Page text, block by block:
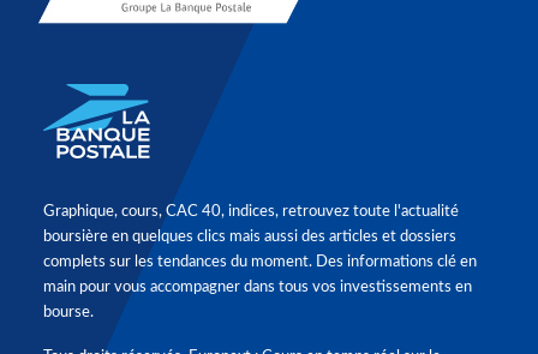
Graphique, cours, CAC 40, indices, retrouvez toute l'actualité
boursière en quelques clics mais aussi des articles et dossiers
complets sur les tendances du moment. Des informations clé en
main pour vous accompagner dans tous vos investissements en
bourse.